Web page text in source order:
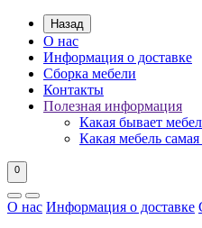
Назад
О нас
Информация о доставке
Сборка мебели
Контакты
Полезная информация
Какая бывает
Какая мебель
0
О нас Информация о доставке